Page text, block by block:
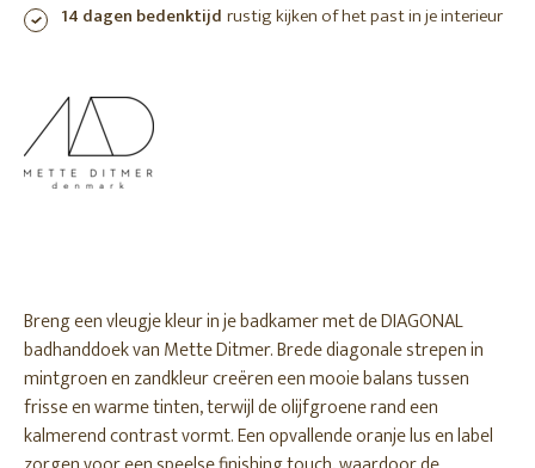
14 dagen bedenktijd rustig kijken of het past in je interieur
Breng een vleugje kleur in je badkamer met de DIAGONAL
badhanddoek van Mette Ditmer. Brede diagonale strepen in
mintgroen en zandkleur creëren een mooie balans tussen
frisse en warme tinten, terwijl de olijfgroene rand een
kalmerend contrast vormt. Een opvallende oranje lus en label